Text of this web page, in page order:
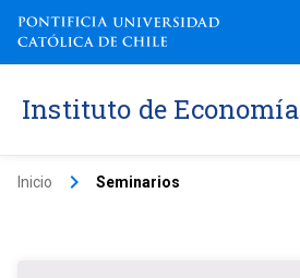
Instituto de Economía
Inicio keyboard_arrow_right Seminarios